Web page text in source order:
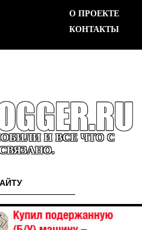
О ПРОЕКТЕ
КОНТАКТЫ
И ВСЕ ЧТО С